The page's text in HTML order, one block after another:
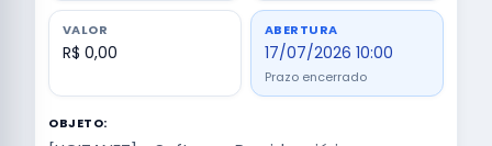
VALOR
R$ 0,00
ABERTURA
17/07/2026 10:00
Prazo encerrado
OBJETO: